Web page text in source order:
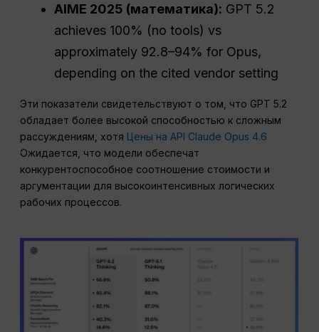
AIME 2025 (математика): GPT 5.2
achieves 100% (no tools) vs
approximately 92.8–94% for Opus,
depending on the cited vendor setting
Эти показатели свидетельствуют о том, что GPT 5.2
обладает более высокой способностью к сложным
рассуждениям, хотя Цены на API Claude Opus 4.6
Ожидается, что модели обеспечат
конкурентоспособное соотношение стоимости и
аргументации для высокоинтенсивных логических
рабочих процессов.